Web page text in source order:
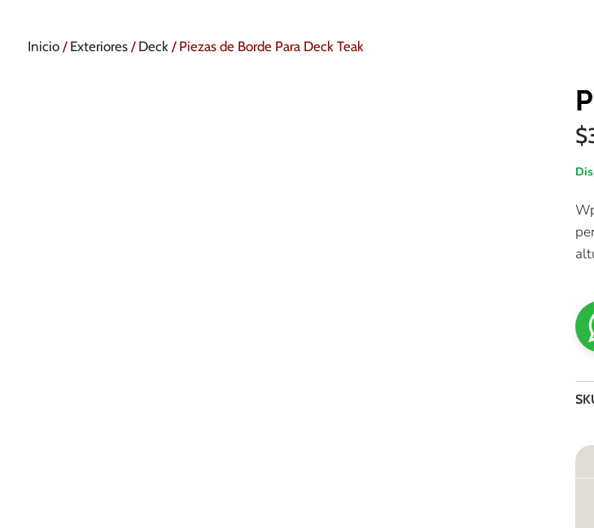
Inicio/ Exteriores/ Deck/ Piezas de Borde Para Deck Teak
$